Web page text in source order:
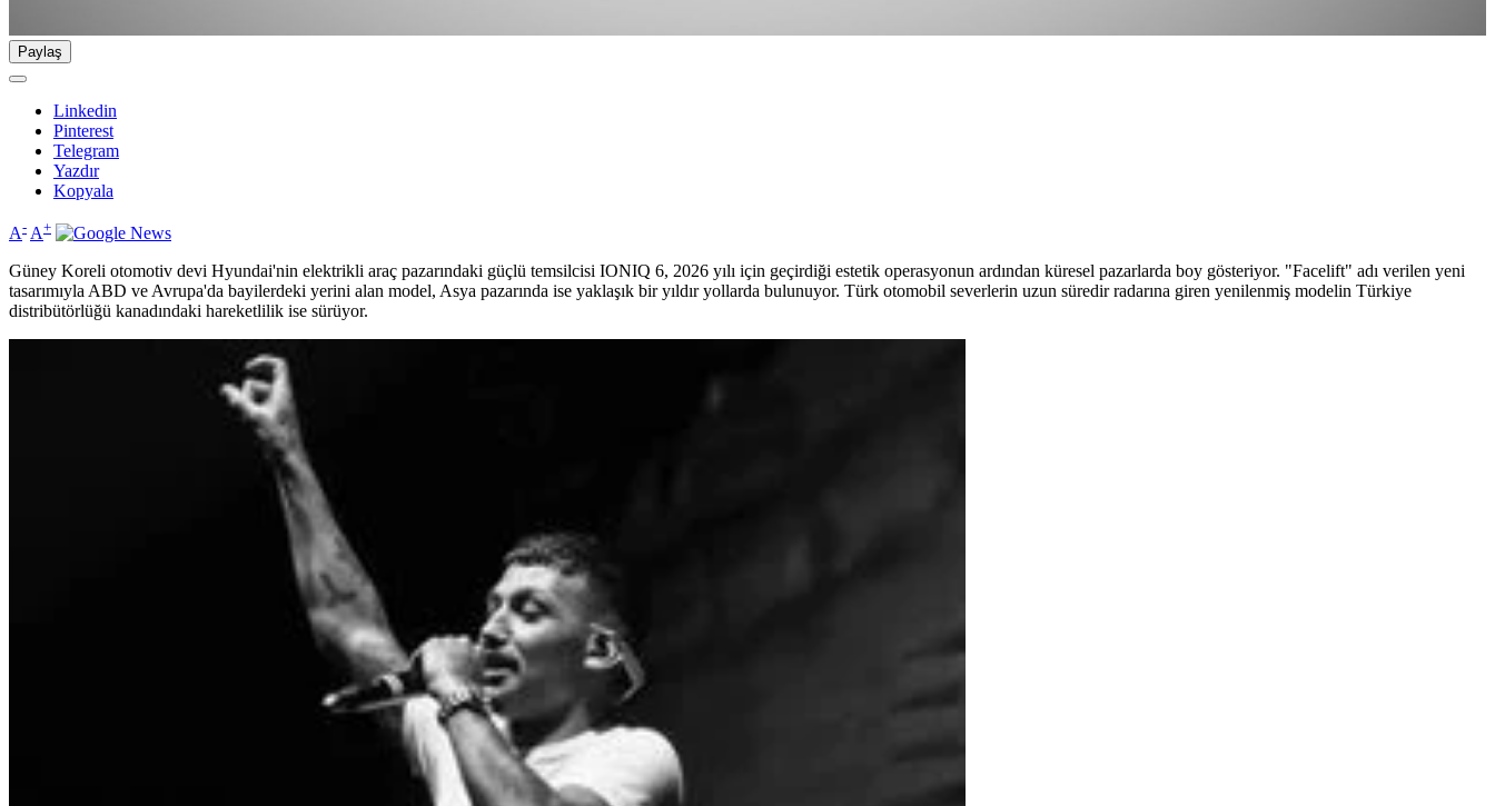
Paylaş
Linkedin
Pinterest
Telegram
Yazdır
Kopyala
A- A+
Güney Koreli otomotiv devi Hyundai'nin elektrikli araç pazarındaki güçlü temsilcisi IONIQ 6, 2026 yılı için geçirdiği estetik operasyonun ardından küresel pazarlarda boy gösteriyor. "Facelift" adı verilen yeni
tasarımıyla ABD ve Avrupa'da bayilerdeki yerini alan model, Asya pazarında ise yaklaşık bir yıldır yollarda bulunuyor. Türk otomobil severlerin uzun süredir radarına giren yenilenmiş modelin Türkiye
distribütörlüğü kanadındaki hareketlilik ise sürüyor.